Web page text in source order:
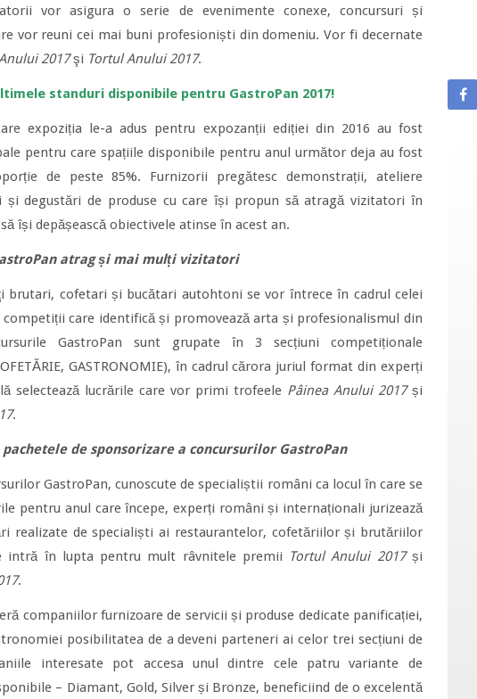
vor asigura o serie de evenimente conexe, concursuri și
vor reuni cei mai buni profesioniști din domeniu. Vor fi decernate
2017şi Tortul Anului 2017.
standuri disponibile pentru GastroPan 2017!
expoziția le-a adus pentru expozanții ediției din 2016 au fost
pentru care spațiile disponibile pentru anul următor deja au fost
de peste 85%. Furnizorii pregătesc demonstrații, ateliere
și degustări de produse cu care își propun să atragă vizitatori în
își depășească obiectivele atinse în acest an.
atrag și mai mulți vizitatori
brutari, cofetari și bucătari autohtoni se vor întrece în cadrul celei
care identifică și promovează arta și profesionalismul din
GastroPan sunt grupate în 3 secțiuni competiționale
GASTRONOMIE), în cadrul cărora juriul format din experți
selectează lucrările care vor primi trofeele Pâinea Anului 2017și
.
de sponsorizare a concursurilor GastroPan
GastroPan, cunoscute de specialiștii români ca locul în care se
pentru anul care începe, experți români și internaționali jurizează
realizate de specialiști ai restaurantelor, cofetăriilor și brutăriilor
intră în lupta pentru mult râvnitele premii Tortul Anului 2017și
.
companiilor furnizoare de servicii și produse dedicate panificației,
posibilitatea de a deveni parteneri ai celor trei secțiuni de
interesate pot accesa unul dintre cele patru variante de
– Diamant, Gold, Silver și Bronze, beneficiind de o excelentă